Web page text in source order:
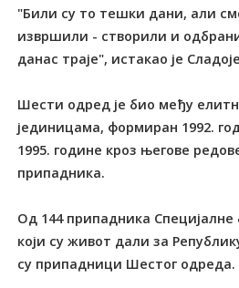
"Били су то тешки дани, али
извршили - створили и
данас траје", истакао је
Шести одред је био међу
јединицама, формиран 1992.
1995. године кроз његове
припадника.
Од 144 припадника Специјалне
који су живот дали за
су припадници Шестог одреда.